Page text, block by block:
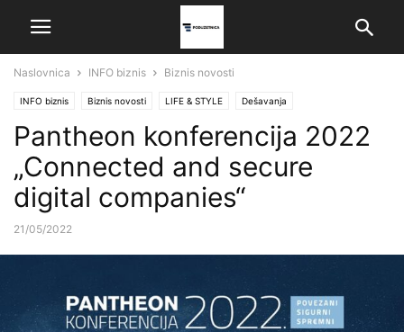
Naslovnica INFO biznis Biznis novosti
INFO biznis Biznis novosti LIFE & STYLE Dešavanja
Pantheon konferencija 2022
„Connected and secure
digital companies“
21/05/2022